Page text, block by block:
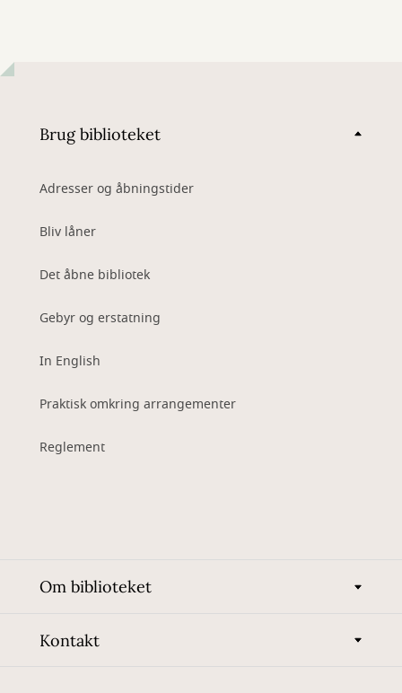
Brug biblioteket
Adresser og åbningstider
Bliv låner
Det åbne bibliotek
Gebyr og erstatning
In English
Praktisk omkring arrangementer
Reglement
Om biblioteket
Kontakt